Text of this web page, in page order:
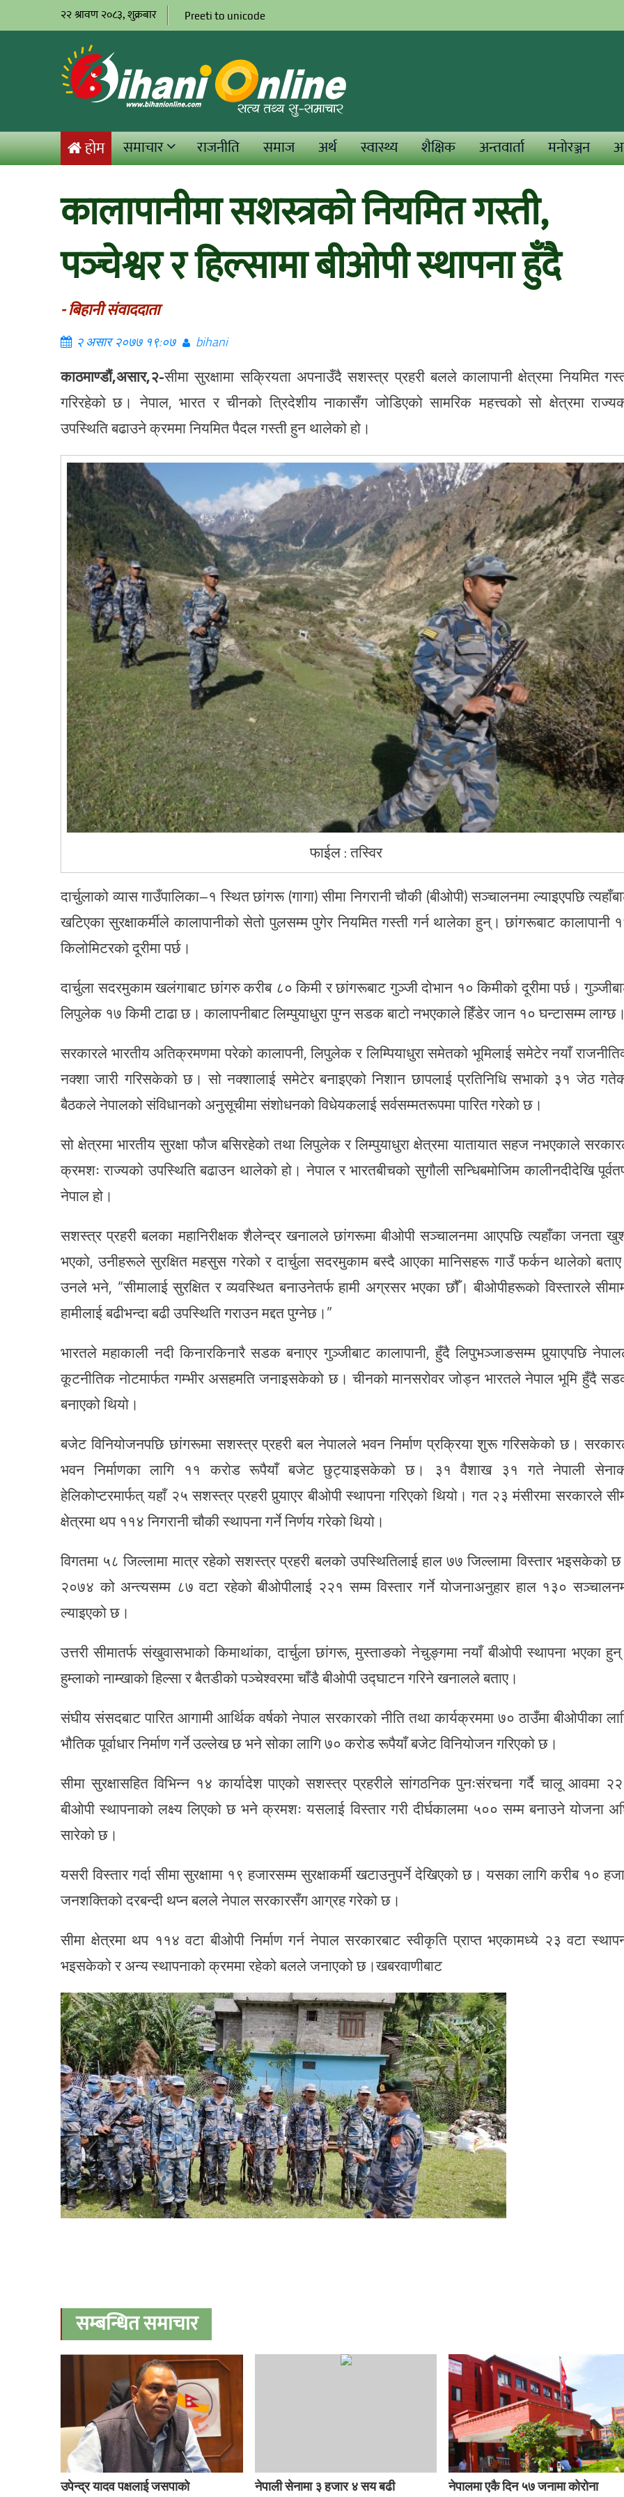
२२ श्रावण २०८३, शुक्रबार Preeti to unicode
होम समाचार राजनीति समाज अर्थ स्वास्थ्य शैक्षिक अन्तवार्ता मनोरञ्जन
कालापानीमा सशस्त्रको नियमित गस्ती,
पञ्‍चेश्वर र हिल्सामा बीओपी स्थापना हुँदै
- बिहानी संवाददाता
२ असार २०७७ १९:०७ bihani
काठमाण्डौं,असार,२-सीमा सुरक्षामा सक्रियता अपनाउँदै सशस्त्र प्रहरी बलले कालापानी क्षेत्रमा नियमित
गरिरहेको छ। नेपाल, भारत र चीनको त्रिदेशीय नाकासँग जोडिएको सामरिक महत्त्वको सो क्षेत्रमा
उपस्थिति बढाउने क्रममा नियमित पैदल गस्ती हुन थालेको हो।
फाईल : तस्विर
दार्चुलाको व्यास गाउँपालिका–१ स्थित छांगरू (गागा) सीमा निगरानी चौकी (बीओपी) सञ्चालनमा ल्याइएपछि
खटिएका सुरक्षाकर्मीले कालापानीको सेतो पुलसम्म पुगेर नियमित गस्ती गर्न थालेका हुन्। छांगरूबाट कालापानी
किलोमिटरको दूरीमा पर्छ।
दार्चुला सदरमुकाम खलंगाबाट छांगरु करीब ८० किमी र छांगरूबाट गुञ्जी दोभान १० किमीको दूरीमा पर्छ।
लिपुलेक १७ किमी टाढा छ। कालापनीबाट लिम्पुयाधुरा पुग्न सडक बाटो नभएकाले हिँडेर जान १० घन्टासम्म लाग्छ।
सरकारले भारतीय अतिक्रमणमा परेको कालापनी, लिपुलेक र लिम्पियाधुरा समेतको भूमिलाई समेटेर नयाँ
नक्शा जारी गरिसकेको छ। सो नक्शालाई समेटेर बनाइएको निशान छापलाई प्रतिनिधि सभाको ३१ जेठ
बैठकले नेपालको संविधानको अनुसूचीमा संशोधनको विधेयकलाई सर्वसम्मतरूपमा पारित गरेको छ।
सो क्षेत्रमा भारतीय सुरक्षा फौज बसिरहेको तथा लिपुलेक र लिम्पुयाधुरा क्षेत्रमा यातायात सहज नभएकाले
क्रमशः राज्यको उपस्थिति बढाउन थालेको हो। नेपाल र भारतबीचको सुगौली सन्धिबमोजिम कालीनदीदेखि
नेपाल हो।
सशस्त्र प्रहरी बलका महानिरीक्षक शैलेन्द्र खनालले छांगरूमा बीओपी सञ्चालनमा आएपछि त्यहाँका जनता
भएको, उनीहरूले सुरक्षित महसुस गरेको र दार्चुला सदरमुकाम बस्दै आएका मानिसहरू गाउँ फर्कन थालेको
उनले भने, “सीमालाई सुरक्षित र व्यवस्थित बनाउनेतर्फ हामी अग्रसर भएका छौँ। बीओपीहरूको विस्तारले
हामीलाई बढीभन्दा बढी उपस्थिति गराउन मद्दत पुग्नेछ।”
भारतले महाकाली नदी किनारकिनारै सडक बनाएर गुञ्जीबाट कालापानी, हुँदै लिपुभञ्जाङसम्म पुर्‍याएपछि
कूटनीतिक नोटमार्फत गम्भीर असहमति जनाइसकेको छ। चीनको मानसरोवर जोड्न भारतले नेपाल भूमि हुँदै
बनाएको थियो।
बजेट विनियोजनपछि छांगरूमा सशस्त्र प्रहरी बल नेपालले भवन निर्माण प्रक्रिया शुरू गरिसकेको छ।
भवन निर्माणका लागि ११ करोड रूपैयाँ बजेट छुट्याइसकेको छ। ३१ वैशाख ३१ गते नेपाली
हेलिकोप्टरमार्फत् यहाँ २५ सशस्त्र प्रहरी पुर्‍याएर बीओपी स्थापना गरिएको थियो। गत २३ मंसीरमा सरकारले
क्षेत्रमा थप ११४ निगरानी चौकी स्थापना गर्ने निर्णय गरेको थियो।
विगतमा ५८ जिल्लामा मात्र रहेको सशस्त्र प्रहरी बलको उपस्थितिलाई हाल ७७ जिल्लामा विस्तार भइसकेको
२०७४ को अन्त्यसम्म ८७ वटा रहेको बीओपीलाई २२१ सम्म विस्तार गर्ने योजनाअनुहार हाल १३०
ल्याइएको छ।
उत्तरी सीमातर्फ संखुवासभाको किमाथांका, दार्चुला छांगरू, मुस्ताङको नेचुङ्गमा नयाँ बीओपी स्थापना भएका
हुम्लाको नाम्खाको हिल्सा र बैतडीको पञ्चेश्वरमा चाँडै बीओपी उद्घाटन गरिने खनालले बताए।
संघीय संसदबाट पारित आगामी आर्थिक वर्षको नेपाल सरकारको नीति तथा कार्यक्रममा ७० ठाउँमा बीओपीका
भौतिक पूर्वाधार निर्माण गर्ने उल्लेख छ भने सोका लागि ७० करोड रूपैयाँ बजेट विनियोजन गरिएको छ।
सीमा सुरक्षासहित विभिन्न १४ कार्यादेश पाएको सशस्त्र प्रहरीले सांगठनिक पुनःसंरचना गर्दै चालू आवमा
बीओपी स्थापनाको लक्ष्य लिएको छ भने क्रमशः यसलाई विस्तार गरी दीर्घकालमा ५०० सम्म बनाउने योजना
सारेको छ।
यसरी विस्तार गर्दा सीमा सुरक्षामा १९ हजारसम्म सुरक्षाकर्मी खटाउनुपर्ने देखिएको छ। यसका लागि करीब १०
जनशक्तिको दरबन्दी थप्न बलले नेपाल सरकारसँग आग्रह गरेको छ।
सीमा क्षेत्रमा थप ११४ वटा बीओपी निर्माण गर्न नेपाल सरकारबाट स्वीकृति प्राप्त भएकामध्ये २३ वटा
भइसकेको र अन्य स्थापनाको क्रममा रहेको बलले जनाएको छ।खबरवाणीबाट
सम्बन्धित समाचार
उपेन्द्र यादव पक्षलाई जसपाको नेपाली सेनामा ३ हजार ४ सय बढी नेपालमा एकै दिन ५७ जनामा कोरोना